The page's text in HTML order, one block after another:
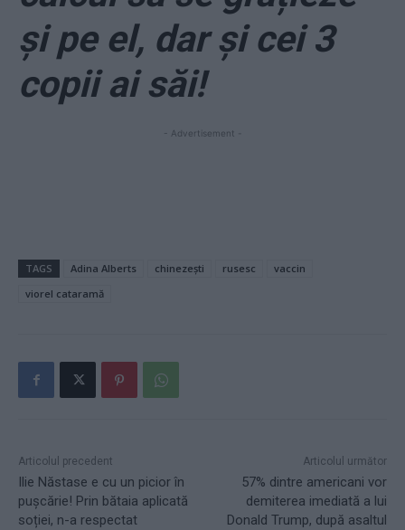
și pe el, dar și cei 3
copii ai săi!
- Advertisement -
TAGS Adina Alberts chinezești rusesc
vaccin
viorel cataramă
Articolul precedent
Ilie Năstase e cu un picior în
pușcărie! Prin bătaia aplicată
soției, n-a respectat
Articolul următor
57% dintre americani vor
demiterea imediată a lui
Donald Trump, după asaltul